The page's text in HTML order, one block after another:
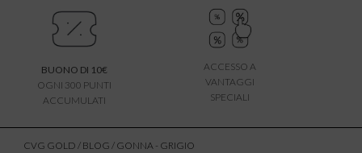
BUONO DI 10€
OGNI 300 PUNTI
ACCUMULATI
ACCESSO A
VANTAGGI
SPECIALI
CVG GOLD / BLOG / GONNA - GRIGIO